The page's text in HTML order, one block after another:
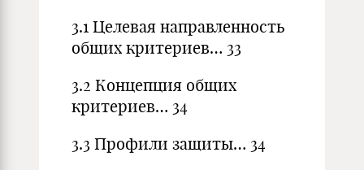
3.1 Целевая направленность
общих критериев… 33
3.2 Концепция общих
критериев… 34
3.3 Профили защиты… 34